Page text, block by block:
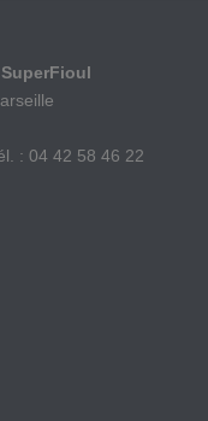
: 04 42 58 46 22